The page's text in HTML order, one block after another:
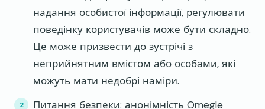
надання особистої інформації, регулювати
поведінку користувачів може бути складно.
Це може призвести до зустрічі з
неприйнятним вмістом або особами, які
можуть мати недобрі наміри.
Питання безпеки: анонімність Omegle